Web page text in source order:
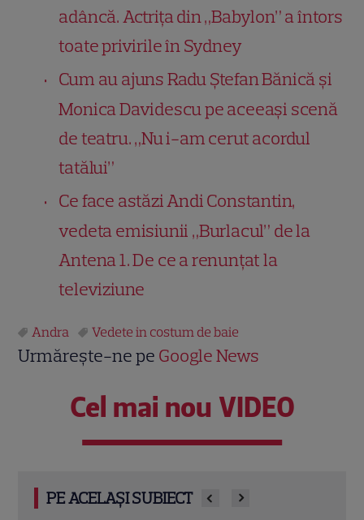
adâncă. Actrița din „Babylon” a întors
toate privirile în Sydney
Cum au ajuns Radu Ștefan Bănică și
Monica Davidescu pe aceeași scenă
de teatru. „Nu i-am cerut acordul
tatălui”
Ce face astăzi Andi Constantin,
vedeta emisiunii „Burlacul” de la
Antena 1. De ce a renunțat la
televiziune
Andra Vedete in costum de baie
Urmărește-ne pe Google News
Cel mai nou VIDEO
PE ACELAȘI SUBIECT